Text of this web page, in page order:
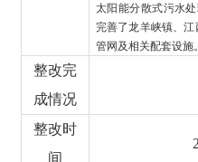
太阳能分散式污水
完善了龙羊峡镇、
管网及相关配套设施。
整改完
成情况
整改时
间